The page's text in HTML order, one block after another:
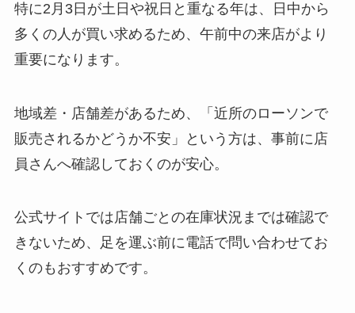
特に2月3日が土日や祝日と重なる年は、日中から
多くの人が買い求めるため、午前中の来店がより
重要になります。
地域差・店舗差があるため、「近所のローソンで
販売されるかどうか不安」という方は、事前に店
員さんへ確認しておくのが安心。
公式サイトでは店舗ごとの在庫状況までは確認で
きないため、足を運ぶ前に電話で問い合わせてお
くのもおすすめです。